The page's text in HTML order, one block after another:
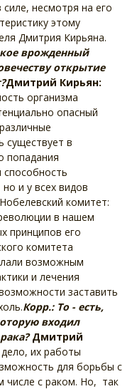
несмотря на его
этому
Дмитрия Кирьяна.
врожденный
открытие
Дмитрий Кирьян:
организма
опасный
существует в
попадания
и у всех видов
комитет:
в нашем
принципов его
комитета
возможным
и лечения
заставить
Корр.: То - есть,
входил
Дмитрий
их работы
для борьбы с
числе с раком. Но, так